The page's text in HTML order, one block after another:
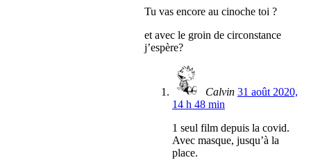
Tu vas encore au cinoche toi ?
et avec le groin de circonstance
j’espère?
Calvin 31 août 2020,
14 h 48 min
1 seul film depuis la covid.
Avec masque, jusqu’à la
place.